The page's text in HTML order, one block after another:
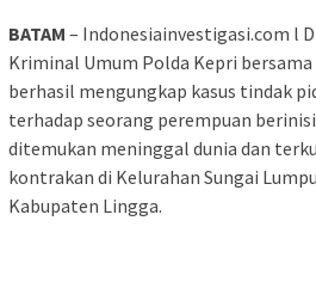
BATAM – Indonesiainvestigasi.com l
Kriminal Umum Polda Kepri
berhasil mengungkap kasus tindak
terhadap seorang perempuan
ditemukan meninggal dunia dan
kontrakan di Kelurahan Sungai
Kabupaten Lingga.